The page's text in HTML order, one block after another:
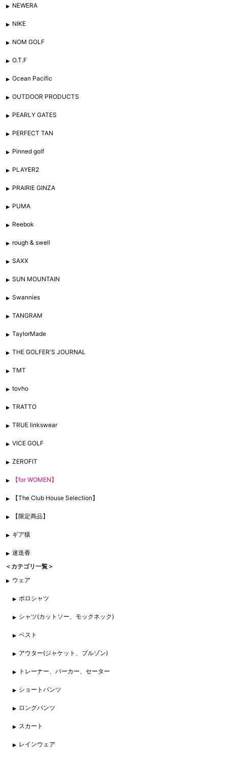
NEWERA
NIKE
NOM GOLF
O.T.F
Ocean Pacific
OUTDOOR PRODUCTS
PEARLY GATES
PERFECT TAN
Pinned golf
PLAYER2
PRAIRIE GINZA
PUMA
Reebok
rough & swell
SAXX
SUN MOUNTAIN
Swannies
TANGRAM
TaylorMade
THE GOLFER'S JOURNAL
TMT
tovho
TRATTO
TRUE linkswear
VICE GOLF
ZEROFIT
【for WOMEN】
【The Club House Selection】
【限定商品】
ギア猿
迷迭香
＜カテゴリ一覧＞
ウェア
ポロシャツ
シャツ(カットソー、モックネック)
ベスト
アウター(ジャケット、ブルゾン)
トレーナー、パーカー、セーター
ショートパンツ
ロングパンツ
スカート
レインウェア